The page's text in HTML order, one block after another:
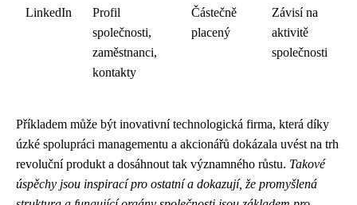
LinkedIn
Profil
společnosti,
zaměstnanci,
kontakty
Částečně
placený
Závisí na
aktivitě
společnosti
Příkladem může být inovativní technologická firma, která díky
úzké spolupráci managementu a akcionářů dokázala uvést na trh
revoluční produkt a dosáhnout tak významného růstu. Takové
úspěchy jsou inspirací pro ostatní a dokazují, že promyšlená